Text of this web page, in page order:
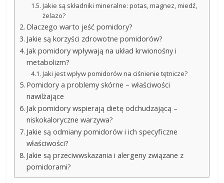
Jakie są składniki mineralne: potas, magnez, miedź,
żelazo?
Dlaczego warto jeść pomidory?
Jakie są korzyści zdrowotne pomidorów?
Jak pomidory wpływają na układ krwionośny i
metabolizm?
Jaki jest wpływ pomidorów na ciśnienie tętnicze?
Pomidory a problemy skórne – właściwości
nawilżające
Jak pomidory wspierają dietę odchudzającą –
niskokaloryczne warzywa?
Jakie są odmiany pomidorów i ich specyficzne
właściwości?
Jakie są przeciwwskazania i alergeny związane z
pomidorami?